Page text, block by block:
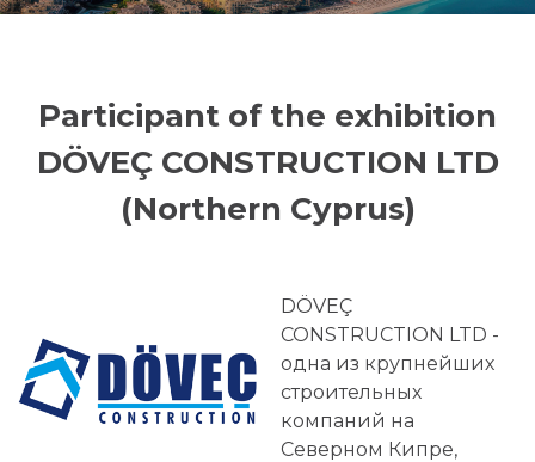
Participant of the exhibition
DÖVEÇ CONSTRUCTION LTD
(Northern Cyprus)
DÖVEÇ
CONSTRUCTION LTD -
одна из крупнейших
строительных
компаний на
Северном Кипре,